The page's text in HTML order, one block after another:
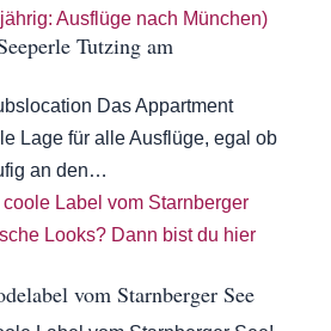
Tutzing am
Das Appartment
Lage für alle Ausflüge, egal ob
an den…
vom Starnberger See